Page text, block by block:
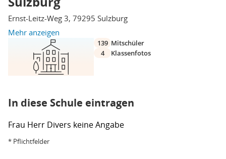
Ernst-Leitz-Weg 3, 79295 Sulzburg
Mehr anzeigen
139 Mitschüler
4
Klassenfotos
In diese Schule eintragen
Frau Herr Divers keine Angabe
* Pflichtfelder